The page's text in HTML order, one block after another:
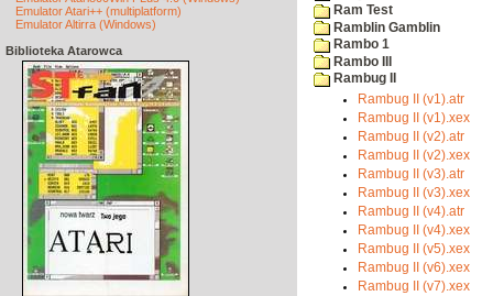
Emulator Atari++ (multiplatform)
Emulator Altirra (Windows)
Biblioteka Atarowca
Ram Test
Ramblin Gamblin
Rambo 1
Rambo III
Rambug II
Rambug II (v1).atr
Rambug II (v1).xex
Rambug II (v2).atr
Rambug II (v2).xex
Rambug II (v3).atr
Rambug II (v3).xex
Rambug II (v4).atr
Rambug II (v4).xex
Rambug II (v5).xex
Rambug II (v6).xex
Rambug II (v7).xex